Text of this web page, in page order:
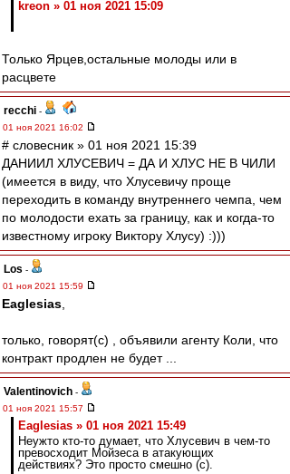
kreon » 01 ноя 2021 15:09
Только Ярцев,остальные молоды или в
расцвете
recchi -
01 ноя 2021 16:02
# словесник » 01 ноя 2021 15:39
ДАНИИЛ ХЛУСЕВИЧ = ДА И ХЛУС НЕ В ЧИЛИ
(имеется в виду, что Хлусевичу проще
переходить в команду внутреннего чемпа, чем
по молодости ехать за границу, как и когда-то
известному игроку Виктору Хлусу) :)))
Los -
01 ноя 2021 15:59
Eaglesias
только, говорят(с) , объявили агенту Коли, что
контракт продлен не будет ...
Valentinovich -
01 ноя 2021 15:57
Eaglesias » 01 ноя 2021 15:49
Неужто кто-то думает, что Хлусевич в чем-то
превосходит Мойзеса в атакующих
действиях? Это просто смешно (с).